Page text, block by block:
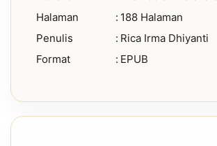
Halaman
: 188 Halaman
Penulis
: Rica Irma Dhiyanti
Format
: EPUB